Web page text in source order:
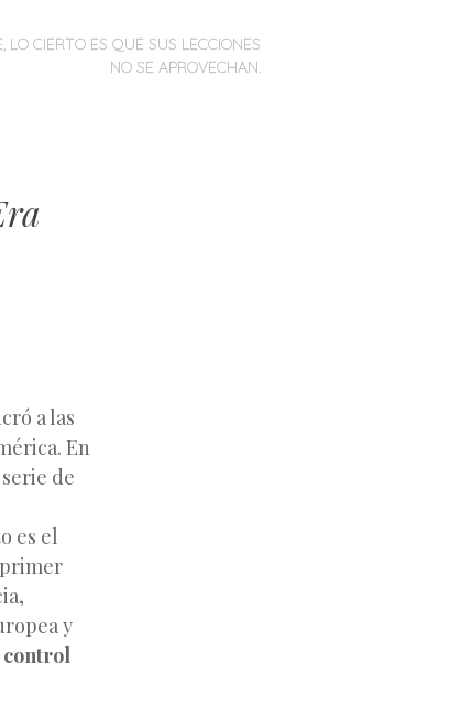
LO CIERTO ES QUE SUS LECCIONES
NO SE APROVECHAN.
a las
En
de
es el
y
control